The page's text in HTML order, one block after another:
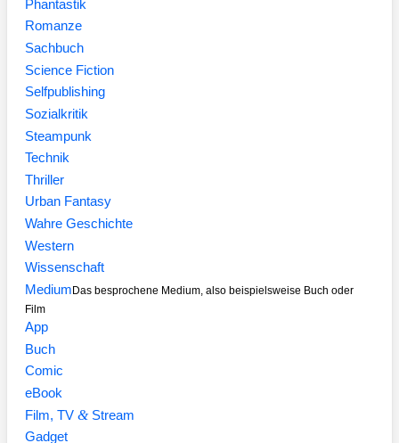
Phantastik
Romanze
Sachbuch
Science Fiction
Selfpublishing
Sozialkritik
Steampunk
Technik
Thriller
Urban Fantasy
Wahre Geschichte
Western
Wissenschaft
MediumDas besprochene Medium, also beispielsweise Buch oder
Film
App
Buch
Comic
eBook
Film, TV&Stream
Gadget